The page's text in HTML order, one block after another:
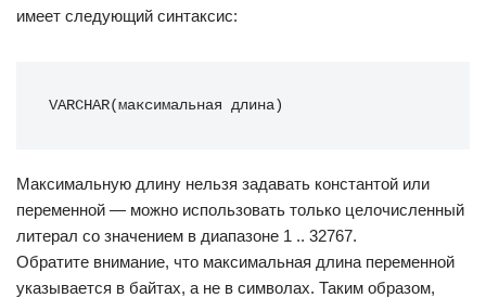
имеет следующий синтаксис:
VARCHAR(максимальная длина)
Максимальную длину нельзя задавать константой или
переменной — можно использовать только целочисленный
литерал со значением в диапазоне 1 .. 32767.
Обратите внимание, что максимальная длина переменной
указывается в байтах, а не в символах. Таким образом,